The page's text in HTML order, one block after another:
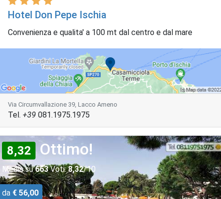
Hotel Don Pepe Ischia
Convenienza e qualita' a 100 mt dal centro e dal mare
Via Circumvallazione 39, Lacco Ameno
Tel. +39 081.1975.1975
8,32 Ottimo!
Media su663Voti: 8,32/10
da € 56,00